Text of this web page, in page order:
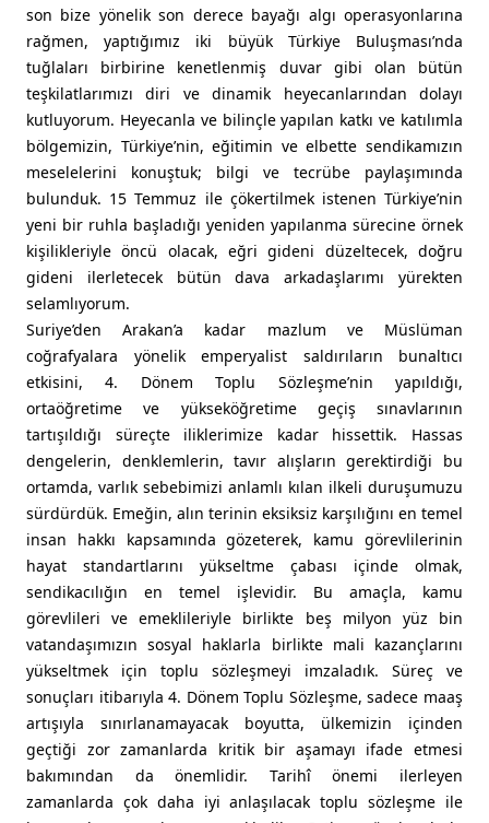
son bize yönelik son derece bayağı algı operasyonlarına
rağmen, yaptığımız iki büyük Türkiye Buluşması’nda
tuğlaları birbirine kenetlenmiş duvar gibi olan bütün
teşkilatlarımızı diri ve dinamik heyecanlarından dolayı
kutluyorum. Heyecanla ve bilinçle yapılan katkı ve katılımla
bölgemizin, Türkiye’nin, eğitimin ve elbette sendikamızın
meselelerini konuştuk; bilgi ve tecrübe paylaşımında
bulunduk. 15 Temmuz ile çökertilmek istenen Türkiye’nin
yeni bir ruhla başladığı yeniden yapılanma sürecine örnek
kişilikleriyle öncü olacak, eğri gideni düzeltecek, doğru
gideni ilerletecek bütün dava arkadaşlarımı yürekten
selamlıyorum.
Suriye’den Arakan’a kadar mazlum ve Müslüman
coğrafyalara yönelik emperyalist saldırıların bunaltıcı
etkisini, 4. Dönem Toplu Sözleşme’nin yapıldığı,
ortaöğretime ve yükseköğretime geçiş sınavlarının
tartışıldığı süreçte iliklerimize kadar hissettik. Hassas
dengelerin, denklemlerin, tavır alışların gerektirdiği bu
ortamda, varlık sebebimizi anlamlı kılan ilkeli duruşumuzu
sürdürdük. Emeğin, alın terinin eksiksiz karşılığını en temel
insan hakkı kapsamında gözeterek, kamu görevlilerinin
hayat standartlarını yükseltme çabası içinde olmak,
sendikacılığın en temel işlevidir. Bu amaçla, kamu
görevlileri ve emeklileriyle birlikte beş milyon yüz bin
vatandaşımızın sosyal haklarla birlikte mali kazançlarını
yükseltmek için toplu sözleşmeyi imzaladık. Süreç ve
sonuçları itibarıyla 4. Dönem Toplu Sözleşme, sadece maaş
artışıyla sınırlanamayacak boyutta, ülkemizin içinden
geçtiği zor zamanlarda kritik bir aşamayı ifade etmesi
bakımından da önemlidir. Tarihî önemi ilerleyen
zamanlarda çok daha iyi anlaşılacak toplu sözleşme ile